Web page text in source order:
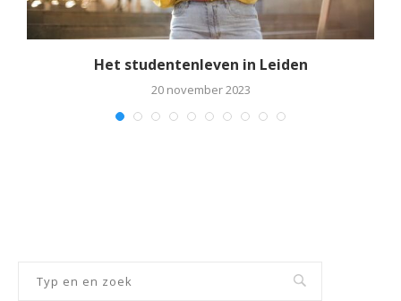
Het studentenleven in Leiden
20 november 2023